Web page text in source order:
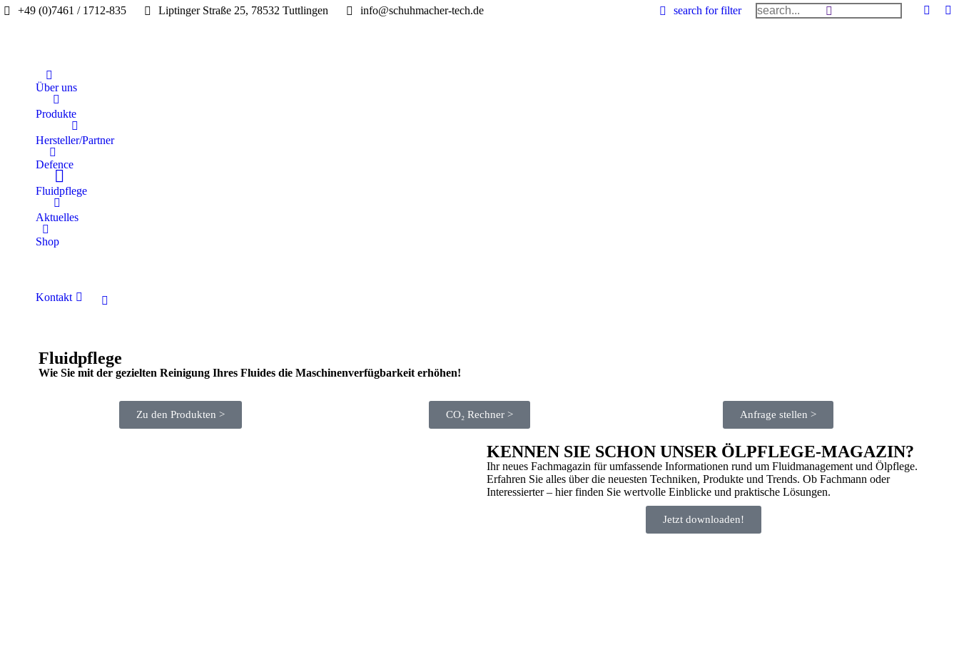
+49 (0)7461 / 1712-835 Liptinger Straße 25, 78532 Tuttlingen info@schuhmacher-tech.de search for filter
Über uns
Produkte
Hersteller/Partner
Defence
Fluidpflege
Aktuelles
Shop
Kontakt
Fluidpflege
Wie Sie mit der gezielten Reinigung Ihres Fluides die Maschinenverfügbarkeit erhöhen!
Zu den Produkten > CO₂ Rechner > Anfrage stellen >
KENNEN SIE SCHON UNSER ÖLPFLEGE-MAGAZIN?
Ihr neues Fachmagazin für umfassende Informationen rund um Fluidmanagement und Ölpflege.
Erfahren Sie alles über die neuesten Techniken, Produkte und Trends. Ob Fachmann oder
Interessierter – hier finden Sie wertvolle Einblicke und praktische Lösungen.
Jetzt downloaden!